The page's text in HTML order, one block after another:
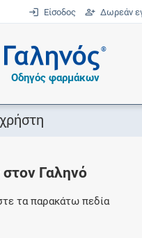
Είσοδος Δωρεάν
®
Οδηγός φαρμάκων
στον Γαληνό
τα παρακάτω πεδία